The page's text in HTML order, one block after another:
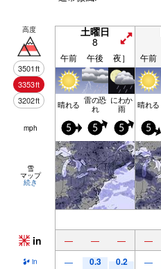
高度
3501ft
3353ft
3202ft
土曜日
8
午前 午後 夜］ 午前
晴れる 雷の恐
れ
にわか
雨 晴れる
mph 5 5 5 5
雪
マップ
続き
in — — — —
in — 0.3 0.2 —